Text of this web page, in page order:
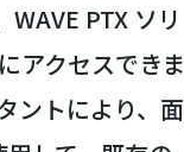
PTX ソリ
アクセスできま
ントにより、面